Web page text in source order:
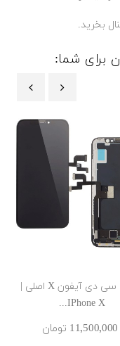
بخرید.
برای شما:
تاچ ال سی دی آیفون X اصلی |
IPhone X...
11٬500٬000 ‎تومان